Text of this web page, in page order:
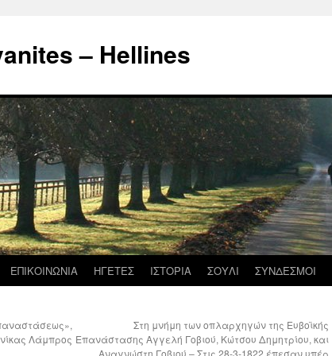
– Hellines
ΕΠΙΚΟΙΝΩΝΙΑ ΗΓΕΤΕΣ ΙΣΤΟΡΙΑ ΣΟΥΛΙ ΣΥΝΔΕΣΜΟΙ
Λάμπρος
Στη μνήμη των οπλαρχηγών της Ευβοϊκής
Επανάστασης Αγγελή Γοβιού, Κώτσου Δημητρίου, και
Αναγνώστη Γοβιού – Στις 28-3-1822 έπεσαν υπέρ